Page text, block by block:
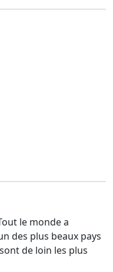
le monde a
des plus beaux pays
de loin les plus